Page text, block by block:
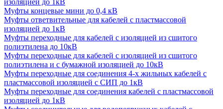
изоляцией до 1кВ
Муфты концевые мини до 0,4 кВ
Муфты ответвительные для кабелей с пластмассовой
изоляцией до 1кВ
Муфты переходные для кабелей с изоляцией из сшитого
полиэтилена до 10кВ
Муфты переходные для кабелей с изоляцией из сшитого
полиэтилена и с бумажной изоляцией до 10кВ
Муфты переходные для соединения 4-х жильных кабелей с
пластмассовой изоляцией с СИП до 1кВ
Муфты переходные для соединения кабелей с пластмассовой
изоляцией до 1кВ